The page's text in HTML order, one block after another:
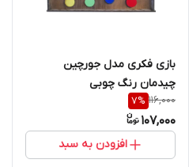
بازی فکری مدل جورچین
چیدمان رنگ چوبی
116,000
7%
107,000
افزودن به سبد